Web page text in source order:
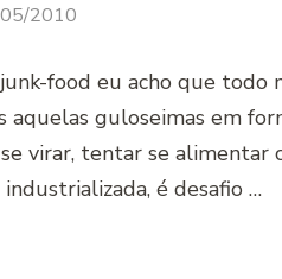
2010
food eu acho que todo
aquelas guloseimas em
virar, tentar se alimentar
é desafio …